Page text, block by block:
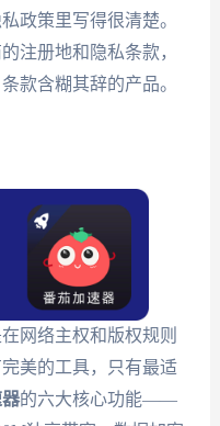
政策里写得很清楚。
注册地和隐私条款，
款含糊其辞的产品。
网络主权和版权规则
美的工具，只有最适
的六大核心功能——